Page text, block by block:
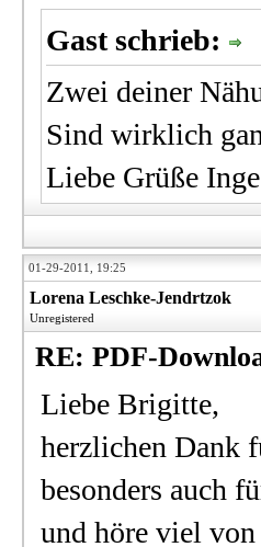
Gast schrieb:
Zwei deiner
Sind wirklich
Liebe Grüße Inge
01-29-2011, 19:25
Lorena Leschke-Jendrtzok
Unregistered
RE: PDF-
Liebe Brigitte,
herzlichen Dank
besonders auch
und höre viel